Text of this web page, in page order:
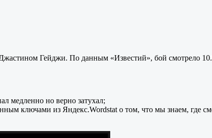
Гейджи. По данным «Известий», бой смотрело
медленно но верно затухал;
ключами из Яндекс.Wordstat о том, что мы знаем, где